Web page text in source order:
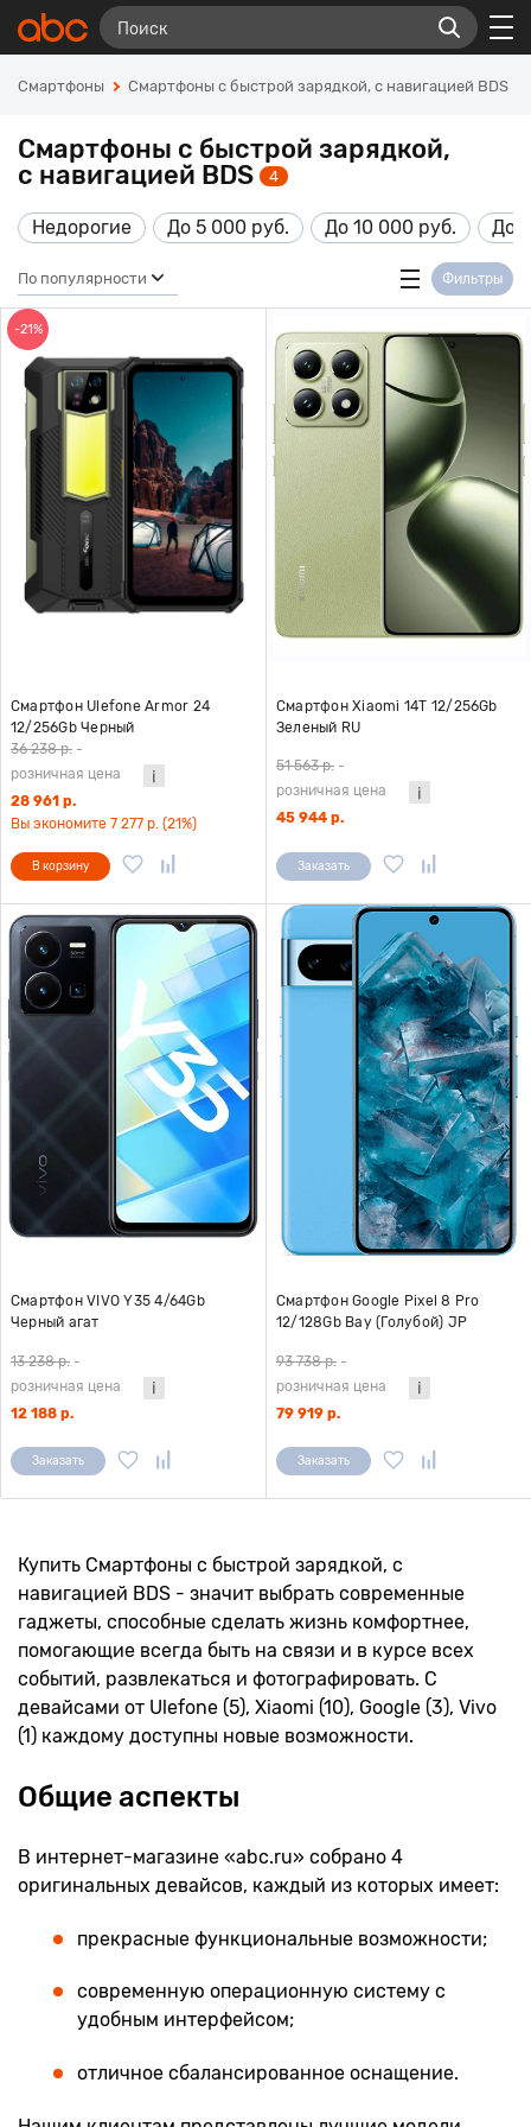
Смартфоны Смартфоны с быстрой зарядкой, с навигацией BDS
Смартфоны с быстрой зарядкой,
с навигацией BDS
4
Недорогие До 5 000 руб. До 10 000 руб. До
По популярности Фильтры
-21%
Смартфон Ulefone Armor 24
12/256Gb Черный
36 238 р. -
розничная цена
28 961 р.
Вы экономите 7 277 р. (21%)
В корзину
Смартфон Xiaomi 14T 12/256Gb
Зеленый RU
51 563 р. -
розничная цена
45 944 р.
Заказать
Смартфон VIVO Y35 4/64Gb
Черный агат
13 238 р. -
розничная цена
12 188 р.
Заказать
Смартфон Google Pixel 8 Pro
12/128Gb Bay (Голубой) JP
93 738 р. -
розничная цена
79 919 р.
Заказать
Купить Смартфоны с быстрой зарядкой, с
навигацией BDS - значит выбрать современные
гаджеты, способные сделать жизнь комфортнее,
помогающие всегда быть на связи и в курсе всех
событий, развлекаться и фотографировать. С
девайсами от Ulefone (5), Xiaomi (10), Google (3), Vivo
(1) каждому доступны новые возможности.
Общие аспекты
В интернет-магазине «abc.ru» собрано 4
оригинальных девайсов, каждый из которых имеет:
прекрасные функциональные возможности;
современную операционную систему с
удобным интерфейсом;
отличное сбалансированное оснащение.